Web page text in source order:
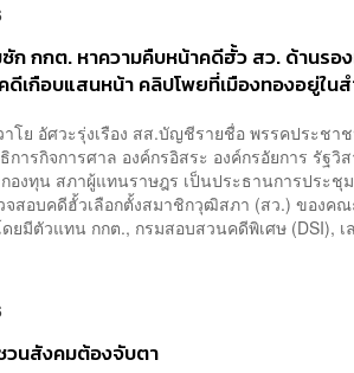
กกต. หาความคืบหน้าคดีฮั้ว สว. ด้านรอง
ดีเกือบแสนหน้า คลิปโพยที่เมืองทองอยู่ใน
โย อัศวะรุ่งเรือง สส.บัญชีรายชื่อ พรรคประชา
ารกิจการศาล องค์กรอิสระ องค์กรอัยการ รัฐวิ
องทุน สภาผู้แทนราษฎร เป็นประธานการประชุ
สอบคดีฮั้วเลือกตั้งสมาชิกวุฒิสภา (สว.) ของคณ
ดยมีตัวแทน กกต., กรมสอบสวนคดีพิเศษ (DSI), เ
วนสังคมต้องจับตา